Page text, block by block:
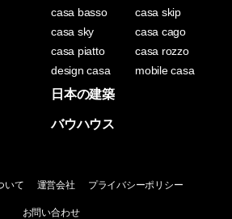
casa basso
casa skip
casa sky
casa cago
casa piatto
casa rozzo
design casa
mobile casa
日本の建築
バウハウス
いて 運営会社 プライバシーポリシー
お問い合わせ